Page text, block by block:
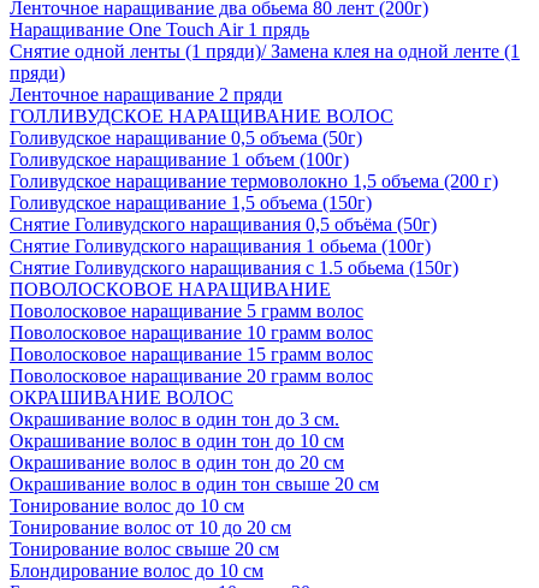
Ленточное наращивание два обьема 80 лент (200г)
Наращивание One Touch Air 1 прядь
Снятие одной ленты (1 пряди)/ Замена клея на одной ленте (1
пряди)
Ленточное наращивание 2 пряди
ГОЛЛИВУДСКОЕ НАРАЩИВАНИЕ ВОЛОС
Голивудское наращивание 0,5 объема (50г)
Голивудское наращивание 1 объем (100г)
Голивудское наращивание термоволокно 1,5 объема (200 г)
Голивудское наращивание 1,5 объема (150г)
Снятие Голивудского наращивания 0,5 объёма (50г)
Снятие Голивудского наращивания 1 обьема (100г)
Снятие Голивудского наращивания с 1.5 обьема (150г)
ПОВОЛОСКОВОЕ НАРАЩИВАНИЕ
Поволосковое наращивание 5 грамм волос
Поволосковое наращивание 10 грамм волос
Поволосковое наращивание 15 грамм волос
Поволосковое наращивание 20 грамм волос
ОКРАШИВАНИЕ ВОЛОС
Окрашивание волос в один тон до 3 см.
Окрашивание волос в один тон до 10 см
Окрашивание волос в один тон до 20 см
Окрашивание волос в один тон свыше 20 см
Тонирование волос до 10 см
Тонирование волос от 10 до 20 см
Тонирование волос свыше 20 см
Блондирование волос до 10 см